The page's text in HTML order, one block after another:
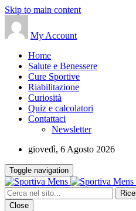
Skip to main content
My Account
Home
Salute e Benessere
Cure Sportive
Riabilitazione
Curiosità
Quiz e calcolatori
Contattaci
Newsletter
giovedì, 6 Agosto 2026
Toggle navigation
Close